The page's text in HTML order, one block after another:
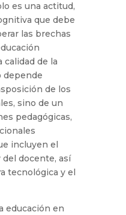
es una actitud,
que debe
las brechas
calidad de la
depende
de los
sino de un
pedagógicas,
incluyen el
docente, así
tecnológica y el
educación en